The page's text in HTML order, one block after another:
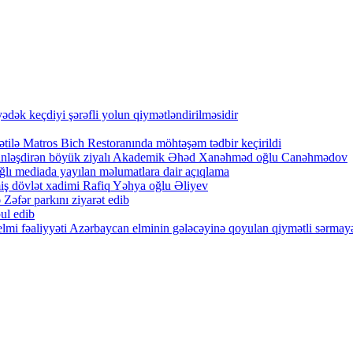
keçdiyi şərəfli yolun qiymətləndirilməsidir
Matros Bich Restoranında möhtəşəm tədbir keçirildi
böyük ziyalı Akademik Əhəd Xanəhməd oğlu Canəhmədov
mediada yayılan məlumatlara dair açıqlama
dövlət xadimi Rafiq Yəhya oğlu Əliyev
parkını ziyarət edib
edib
fəaliyyəti Azərbaycan elminin gələcəyinə qoyulan qiymətli